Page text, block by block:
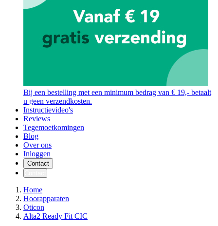
Bij een bestelling met een minimum bedrag van € 19,- betaalt
u geen verzendkosten.
Instructievideo's
Reviews
Tegemoetkomingen
Blog
Over ons
Inloggen
Contact
Home
Hoorapparaten
Oticon
Alta2 Ready Fit CIC